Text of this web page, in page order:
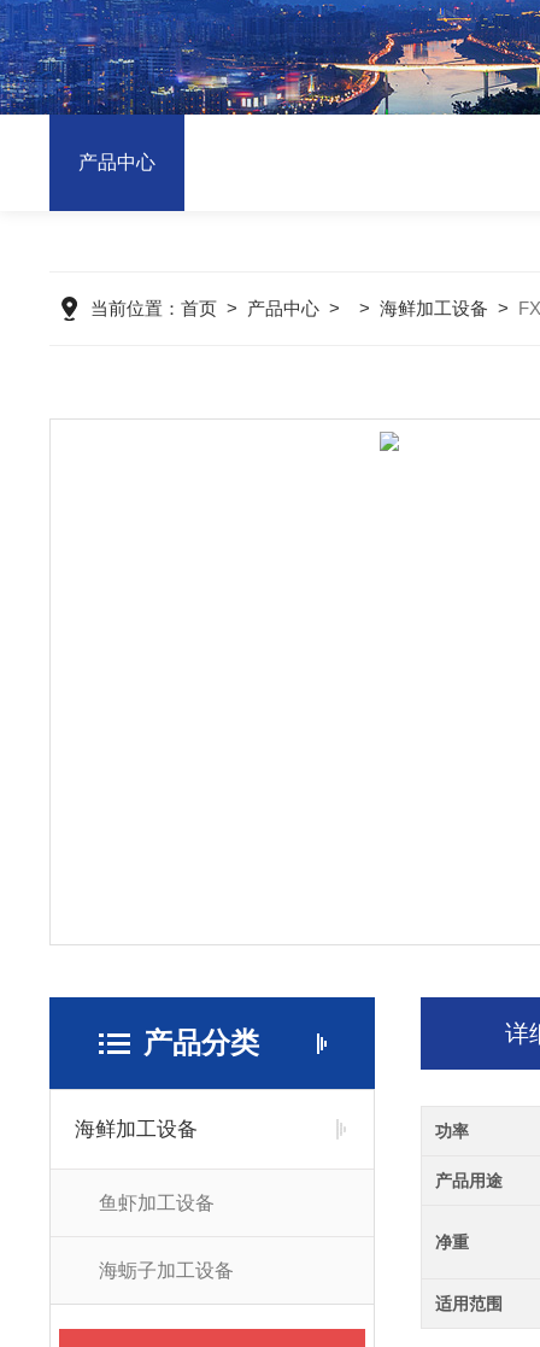
产品中心
当前位置： 首页> 产品中心> > 海鲜加工设备 >
产品分类
海鲜加工设备
鱼虾加工设备
海蛎子加工设备
详
功率
产品用途
净重
适用范围